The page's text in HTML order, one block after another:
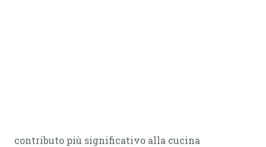
contributo più significativo alla cucina